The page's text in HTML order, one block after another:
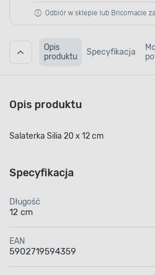
Odbiór w sklepie lub Bricomacie za
Opis
produktu
Specyfikacja
Opis produktu
Salaterka Silia 20 x 12 cm
Specyfikacja
Długość
12 cm
EAN
5902719594359